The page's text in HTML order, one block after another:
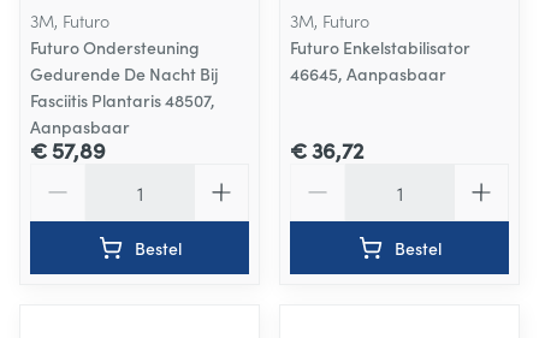
3M, Futuro
Futuro Ondersteuning
Gedurende De Nacht Bij
Fasciitis Plantaris 48507,
Aanpasbaar
€ 57,89
Bestel
3M, Futuro
Futuro Enkelstabilisator
46645, Aanpasbaar
€ 36,72
Bestel